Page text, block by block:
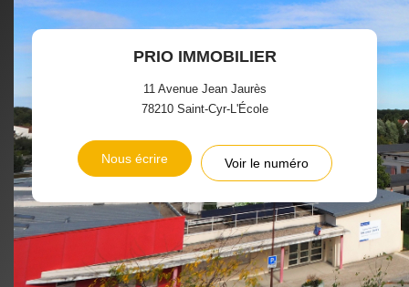
PRIO IMMOBILIER
11 Avenue Jean Jaurès
78210 Saint-Cyr-L'École
Nous écrire Voir le numéro